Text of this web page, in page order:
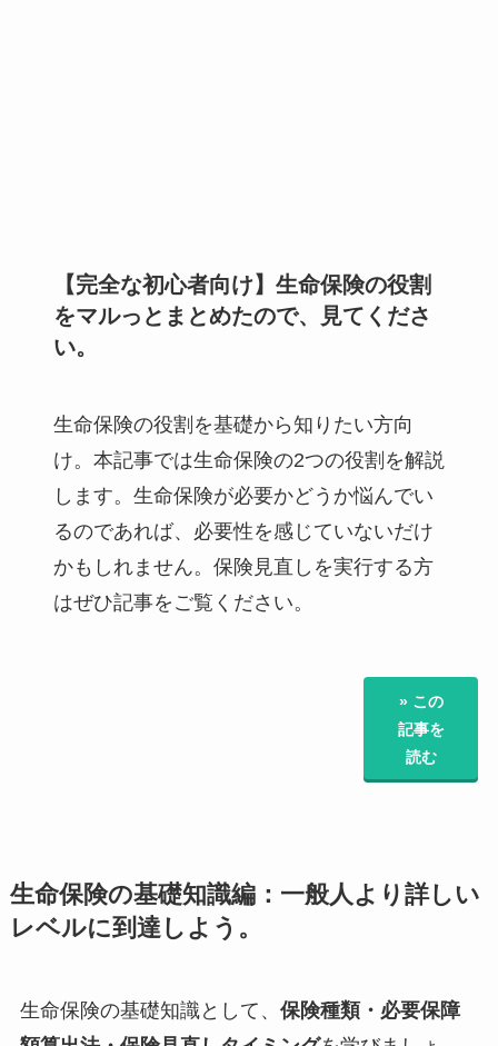
【完全な初心者向け】生命保険の役割
をマルっとまとめたので、見てくださ
い。
生命保険の役割を基礎から知りたい方向
け。本記事では生命保険の2つの役割を解説
します。生命保険が必要かどうか悩んでい
るのであれば、必要性を感じていないだけ
かもしれません。保険見直しを実行する方
はぜひ記事をご覧ください。
» この
記事を
読む
生命保険の基礎知識編：一般人より詳しい
レベルに到達しよう。
生命保険の基礎知識として、 保険種類・必要保障